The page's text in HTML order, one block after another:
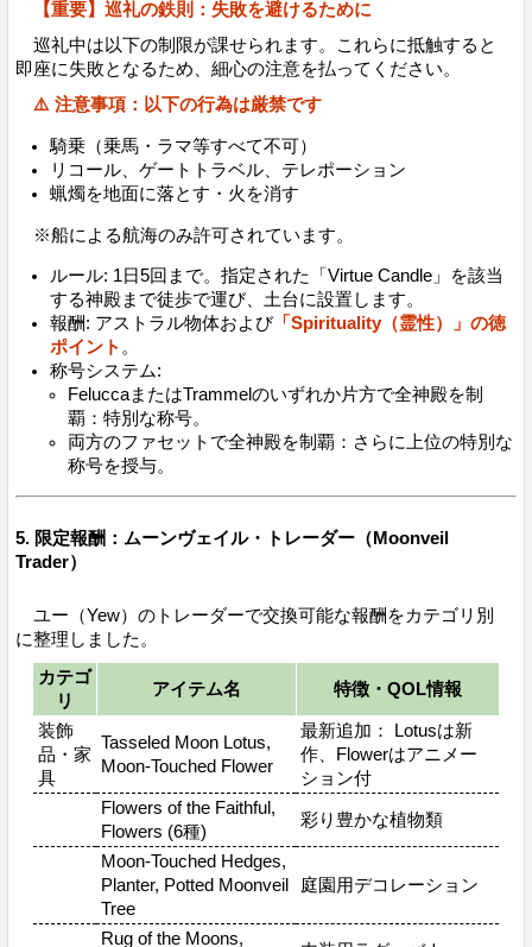
【重要】巡礼の鉄則：失敗を避けるために
巡礼中は以下の制限が課せられます。これらに抵触すると
即座に失敗となるため、細心の注意を払ってください。
⚠️ 注意事項：以下の行為は厳禁です
騎乗（乗馬・ラマ等すべて不可）
リコール、ゲートトラベル、テレポーション
蝋燭を地面に落とす・火を消す
※船による航海のみ許可されています。
ルール: 1日5回まで。指定された「Virtue Candle」を該当
する神殿まで徒歩で運び、土台に設置します。
報酬: アストラル物体および「Spirituality（霊性）」の徳
ポイント 。
称号システム:
FeluccaまたはTrammelのいずれか片方で全神殿を制
覇：特別な称号。
両方のファセットで全神殿を制覇：さらに上位の特別な
称号を授与。
5. 限定報酬：ムーンヴェイル・トレーダー（Moonveil
Trader）
ユー（Yew）のトレーダーで交換可能な報酬をカテゴリ別
に整理しました。
カテゴ
リ
アイテム名 特徴・QOL情報
装飾
品・家
具
Tasseled Moon Lotus,
Moon-Touched Flower
最新追加： Lotusは新
作、Flowerはアニメー
ション付
Flowers of the Faithful,
Flowers (6種)
彩り豊かな植物類
Moon-Touched Hedges,
Planter, Potted Moonveil
Tree
庭園用デコレーション
Rug of the Moons,